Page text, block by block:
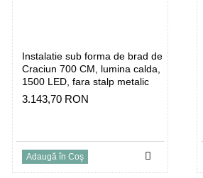
Instalatie sub forma de brad de
Craciun 700 CM, lumina calda,
1500 LED, fara stalp metalic
3.143,70 RON
Adaugă în Coş